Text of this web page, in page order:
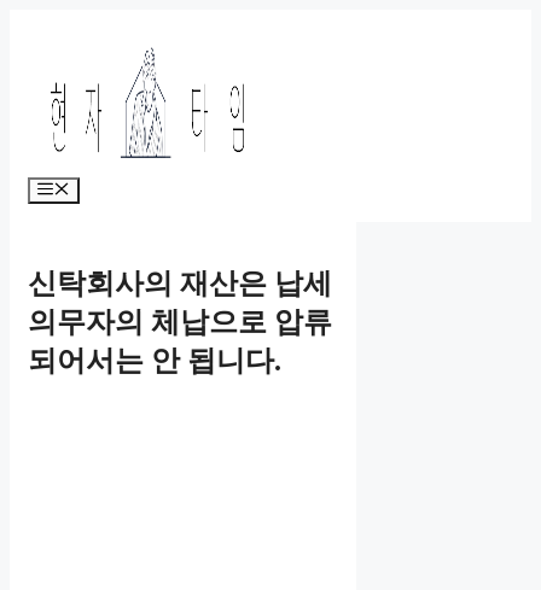
Menu
신탁회사의 재산은 납세
의무자의 체납으로 압류
되어서는 안 됩니다.